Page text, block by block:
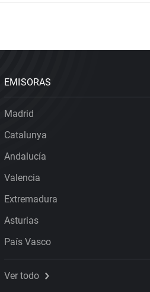
EMISORAS
Madrid
Catalunya
Andalucía
Valencia
Extremadura
Asturias
País Vasco
Ver todo